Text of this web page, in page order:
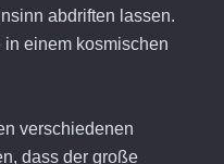
abdriften lassen.
einem kosmischen
verschiedenen
dass der große